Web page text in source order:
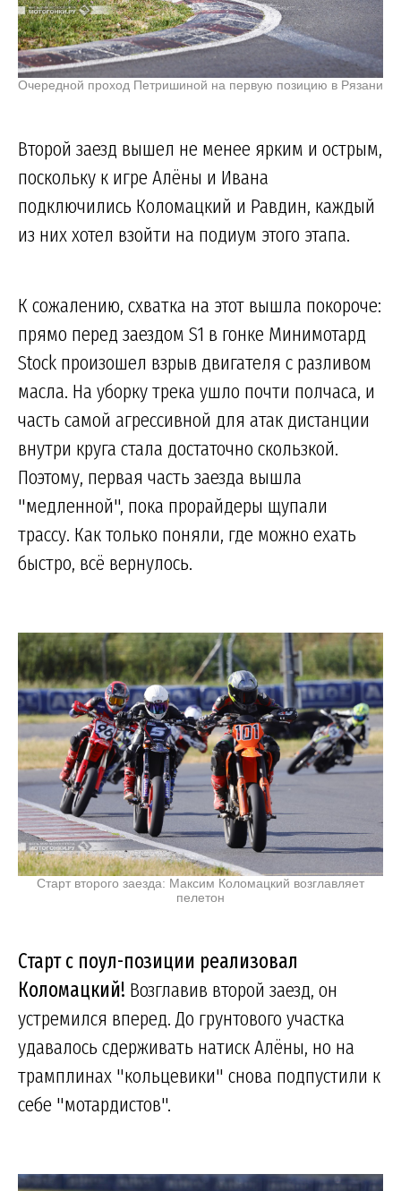
Очередной проход Петришиной на первую позицию в Рязани
Второй заезд вышел не менее ярким и острым,
поскольку к игре Алёны и Ивана
подключились Коломацкий и Равдин, каждый
из них хотел взойти на подиум этого этапа.
К сожалению, схватка на этот вышла покороче:
прямо перед заездом S1 в гонке Минимотард
Stock произошел взрыв двигателя с разливом
масла. На уборку трека ушло почти полчаса, и
часть самой агрессивной для атак дистанции
внутри круга стала достаточно скользкой.
Поэтому, первая часть заезда вышла
"медленной", пока прорайдеры щупали
трассу. Как только поняли, где можно ехать
быстро, всё вернулось.
Старт второго заезда: Максим Коломацкий возглавляет
пелетон
Старт с поул-позиции реализовал
Коломацкий! Возглавив второй заезд, он
устремился вперед. До грунтового участка
удавалось сдерживать натиск Алёны, но на
трамплинах "кольцевики" снова подпустили к
себе "мотардистов".